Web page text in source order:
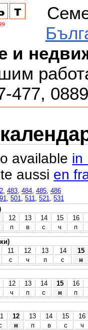
и
477,
available in
aussi en
483 484 485 486
501 511 521
531
12 13 14 15
16
п в с ч
п
11 12 13 14
15
с ч п с
н
12 13 14 15
16
ч п с н
п
12 13 14 15
16
н п в с
ч